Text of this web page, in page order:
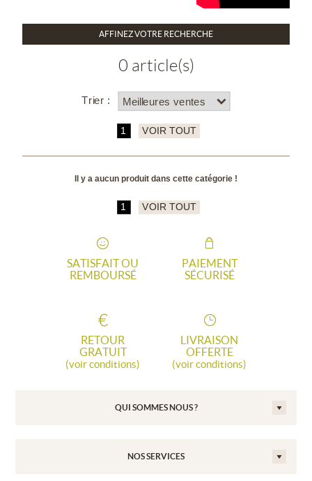
AFFINEZ VOTRE RECHERCHE
0 article(s)
Trier :
1 VOIR TOUT
Il y a aucun produit dans cette catégorie !
1 VOIR TOUT
SATISFAIT OU
REMBOURSÉ
PAIEMENT
SÉCURISÉ
RETOUR
GRATUIT
(voir conditions)
LIVRAISON
OFFERTE
(voir conditions)
QUI SOMMES NOUS ?
NOS SERVICES